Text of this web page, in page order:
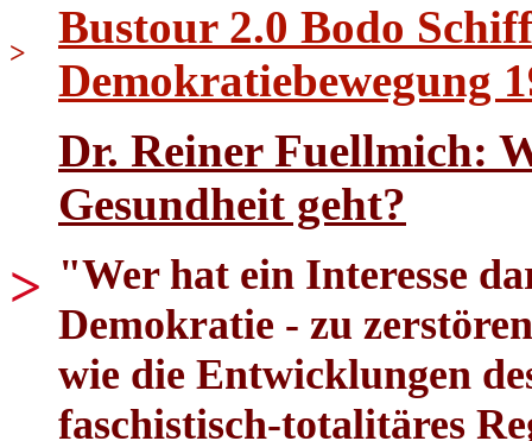
>
Bustour 2.0 Bodo
Demokratiebewegung
>
Dr. Reiner Fuellmich:
Gesundheit geht?
"Wer hat ein Interesse
Demokratie - zu
wie die Entwicklungen
faschistisch-totalitäres